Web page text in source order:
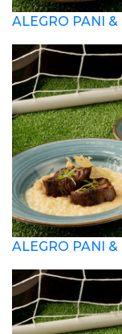
ALEGRO PANI &
ALEGRO PANI &